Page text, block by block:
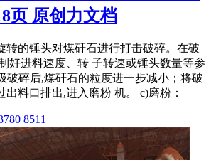
页 原创力文档
转的锤头对煤矸石进行打击破碎。在破
好进料速度、转 子转速或锤头数量等参
破碎后,煤矸石的粒度进一步减小；将破
出料口排出,进入磨粉 机。 c)磨粉：
8511